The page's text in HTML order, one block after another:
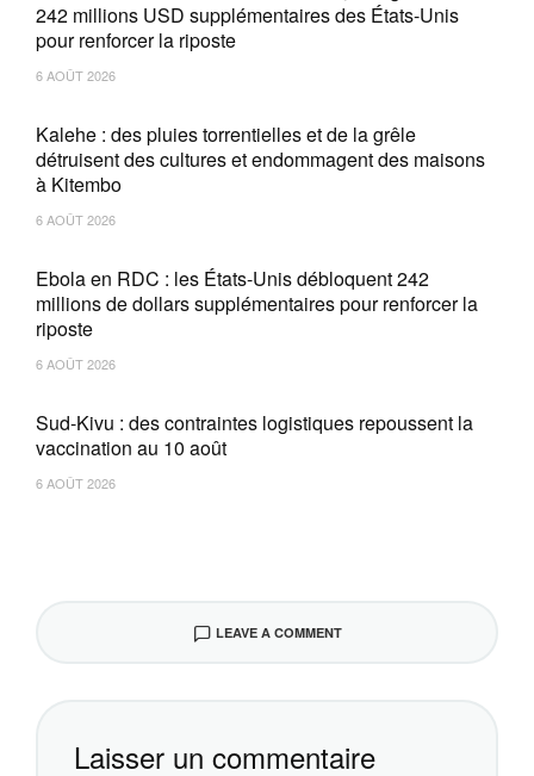
242 millions USD supplémentaires des États-Unis
pour renforcer la riposte
6 AOÛT 2026
Kalehe : des pluies torrentielles et de la grêle
détruisent des cultures et endommagent des maisons
à Kitembo
6 AOÛT 2026
Ebola en RDC : les États-Unis débloquent 242
millions de dollars supplémentaires pour renforcer la
riposte
6 AOÛT 2026
Sud-Kivu : des contraintes logistiques repoussent la
vaccination au 10 août
6 AOÛT 2026
LEAVE A COMMENT
Laisser un commentaire